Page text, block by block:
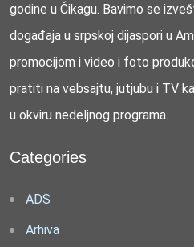
godine u Čikagu. Bavimo se
događaja u srpskoj dijaspori u
promocijom i video i foto
pratiti na vebsajtu, jutjubu i TV
u okviru nedeljnog programa.
Categories
ADS
Arhiva